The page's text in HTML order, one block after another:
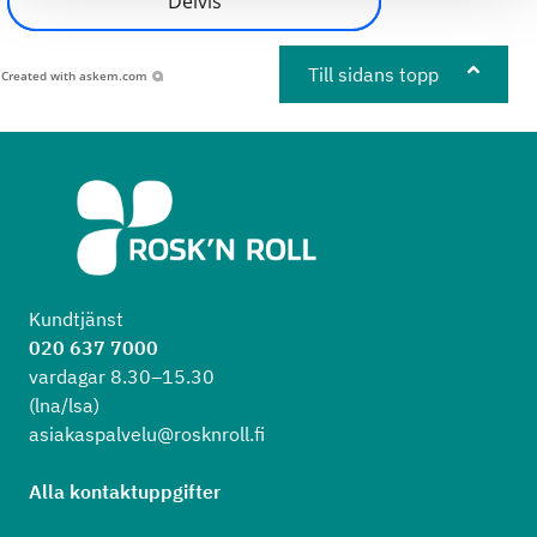
Created with askem.com Till sidans topp
Kundtjänst
020 637 7000
vardagar 8.30–15.30
(lna/lsa)
asiakaspalvelu@rosknroll.fi
Alla kontaktuppgifter